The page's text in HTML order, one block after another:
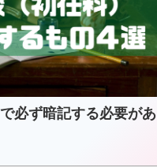
必ず暗記する必要があ